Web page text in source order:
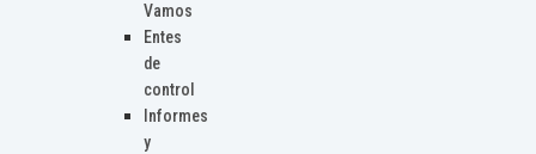
Vamos
Entes
de
control
Informes
y